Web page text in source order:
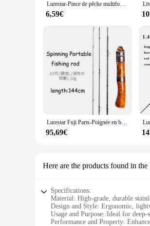
Lurestar-Pince de pêche multifonctionnelle en acier inoxydable, matériel de pêche, 160mm
6,59€
Lurestar Fuji Parts-Poignée en bois pour la pêche à la truite, Spinning, Considérant la pêche au bar, 4 sections, Portable, Le plus récent, Le plus récent, Tout neuf, 1.4m
95,69€
Here are the products found in the
Specifications:
Material: High-grade, durable
Design and Style: Ergonomic,
Usage and Purpose: Ideal for
Performance and Property: